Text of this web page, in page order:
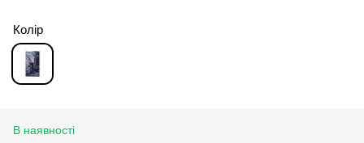
Колір
В наявності